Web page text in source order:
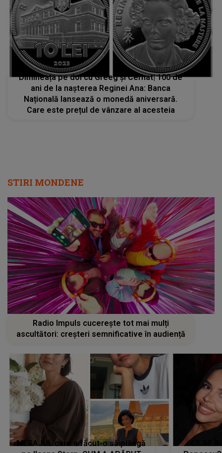
Dimineața pe doi cu Greeg și Cernat| 100 de
ani de la nașterea Reginei Ana: Banca
Națională lansează o monedă aniversară.
Care este prețul de vânzare al acesteia
STIRI MONDENE
Radio Impuls cucerește tot mai mulți
ascultători: creșteri semnificative în audiență
MESAJUL care a făcut-o să plângă